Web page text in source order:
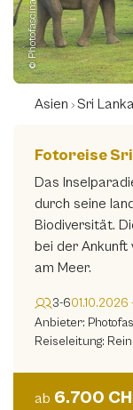
© Photofascination
Asien Sri Lanka
Fotoreise
Das
durch seine
Biodiversität.
bei der Ankunft
am Meer.
3-601.10.2026
Anbieter:
Reiseleitung:
ab 6.700